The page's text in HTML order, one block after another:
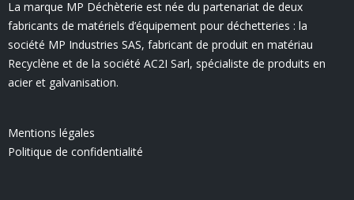
La marque MP Déchèterie est née du partenariat de deux
fabricants de matériels d’équipement pour déchetteries : la
société MP Industries SAS, fabricant de produit en matériau
Recyclène et de la société AC2I Sarl, spécialiste de produits en
acier et galvanisation.
Mentions légales
Politique de confidentialité